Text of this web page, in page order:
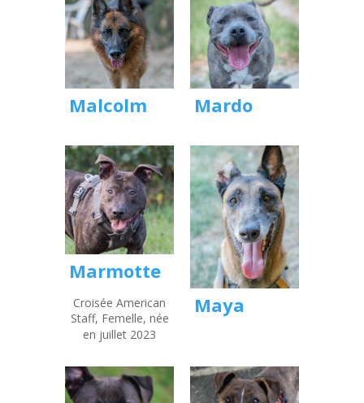
Malcolm Mardo
Marmotte
Croisée American
Staff, Femelle, née
en juillet 2023
Maya